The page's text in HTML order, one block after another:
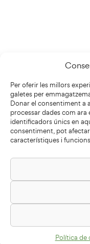
Per oferir les millors
galetes per
Donar el consentiment a
processar dades com
identificadors únics en
consentiment, pot
característiques i
Política de
Biblioteca
Passeig de la
08500 Vic